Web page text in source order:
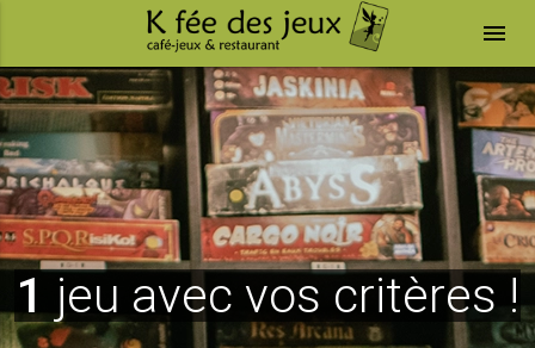
menu
1 jeu avec vos critères !